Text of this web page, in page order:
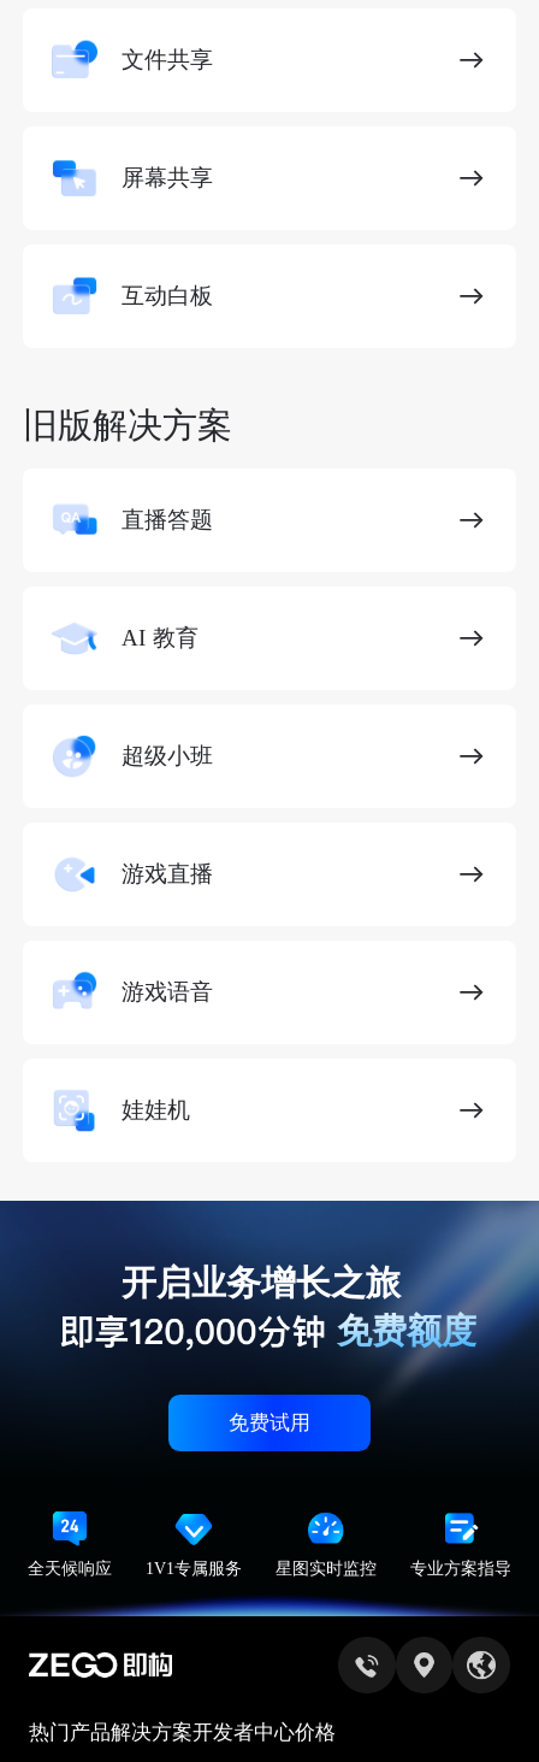
文件共享
屏幕共享
互动白板
旧版解决方案
直播答题
AI 教育
超级小班
游戏直播
游戏语音
娃娃机
开启业务增长之旅
免费额度
免费试用
全天候响应 1V1专属服务 星图实时监控 专业方案指导
热门产品解决方案开发者中心价格